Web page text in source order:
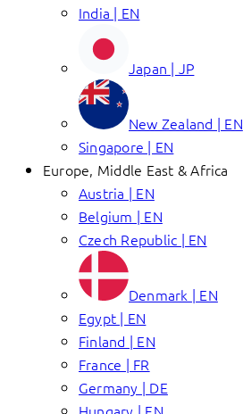
India | EN
Japan | JP
New Zealand | EN
Singapore | EN
Europe, Middle East & Africa
Austria | EN
Belgium | EN
Czech Republic | EN
Denmark | EN
Egypt | EN
Finland | EN
France | FR
Germany | DE